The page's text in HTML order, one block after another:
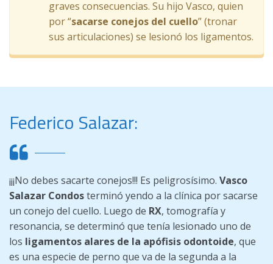
graves consecuencias. Su hijo Vasco, quien
por “sacarse conejos del cuello” (tronar
sus articulaciones) se lesionó los ligamentos.
Federico Salazar:
¡¡¡No debes sacarte conejos!!! Es peligrosísimo. Vasco
Salazar Condosterminó yendo a la clínica por sacarse
un conejo del cuello. Luego de RX, tomografía y
resonancia, se determinó que tenía lesionado uno de
los ligamentos alares de la apófisis odontoide, que
es una especie de perno que va de la segunda a la